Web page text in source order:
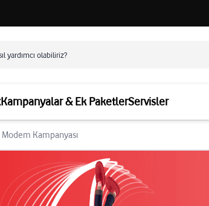
Kampanyalar & Ek PaketlerServisler
Kampanyası